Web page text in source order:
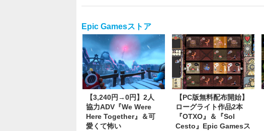
Epic Gamesストア
【3,240円→0円】2人
協力ADV『We Were
Here Together』＆可
愛くて怖い
【PC版無料配布開始】
ローグライト作品2本
『OTXO』＆『Sol
Cesto』Epic Gamesス